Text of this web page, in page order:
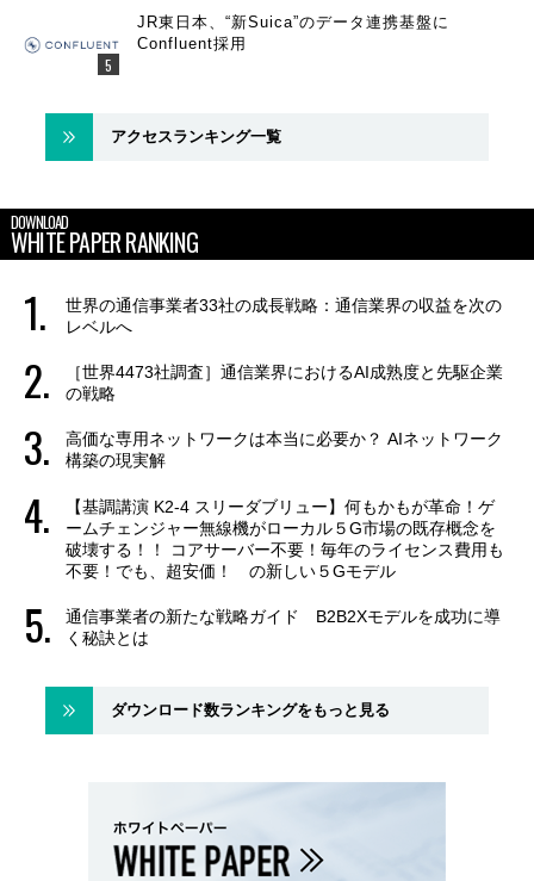
JR東日本、“新Suica”のデータ連携基盤に
Confluent採用
アクセスランキング一覧
DOWNLOAD
WHITE PAPER RANKING
世界の通信事業者33社の成長戦略：通信業界の収益を次の
レベルへ
［世界4473社調査］通信業界におけるAI成熟度と先駆企業
の戦略
高価な専用ネットワークは本当に必要か？ AIネットワーク
構築の現実解
【基調講演 K2-4 スリーダブリュー】何もかもが革命！ゲ
ームチェンジャー無線機がローカル５G市場の既存概念を
破壊する！！ コアサーバー不要！毎年のライセンス費用も
不要！でも、超安価！ の新しい５Gモデル
通信事業者の新たな戦略ガイド B2B2Xモデルを成功に導
く秘訣とは
ダウンロード数ランキングをもっと見る